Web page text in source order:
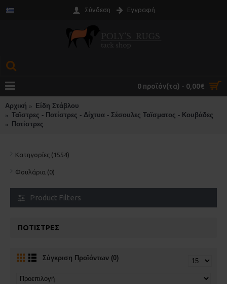
Σύνδεση Εγγραφή
0 προϊόν(τα) - 0,00€
Αρχική
Είδη Στάβλου
Ταϊστρες - Ποτίστρες - Δίχτυα - Σέσουλες Ταϊσματος - Κουβάδες
Ποτίστρες
Κατηγορίες (1554)
Φουλάρια (0)
Product Filters
ΠΟΤΊΣΤΡΕΣ
Σύγκριση Προϊόντων (0)